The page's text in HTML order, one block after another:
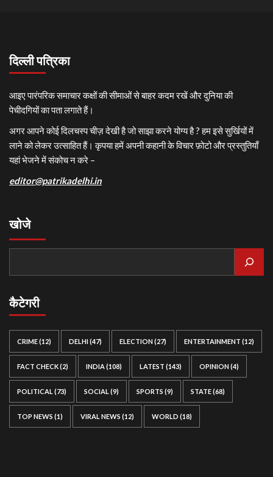
दिल्ली पत्रिका
आइए पारंपरिक समाचार कक्षों की सीमाओं से बाहर कदम रखें और दुनिया की
पेचीदगियों का पता लगाते हैं।
अगर आपने कोई दिलचस्प चीज़ देखी है जो साझा करने योग्य है ? हम इसे सुर्खियों में
लाने को लेकर उत्साहित हैं। कृपया हमें अपनी कहानी के विचार फ़ोटो और प्रस्तुतियाँ
यहां भेजने में संकोच न करे –
editor@patrikadelhi.in
खोजे
कैटेगरी
CRIME(12) DELHI(47) ELECTION(27) ENTERTAINMENT (12)
FACT CHECK(2) INDIA(108) LATEST (143) OPINION(4)
POLITICAL (73) SOCIAL (9) SPORTS (9) STATE(68)
TOP NEWS (1) VIRAL NEWS (12) WORLD (18)